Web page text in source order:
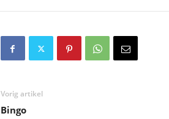
Vorig artikel
Bingo